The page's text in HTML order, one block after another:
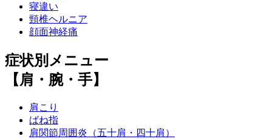
寝違い
頸椎ヘルニア
顔面神経痛
症状別メニュー
【肩・腕・手】
肩こり
ばね指
肩関節周囲炎（五十肩・四十肩）